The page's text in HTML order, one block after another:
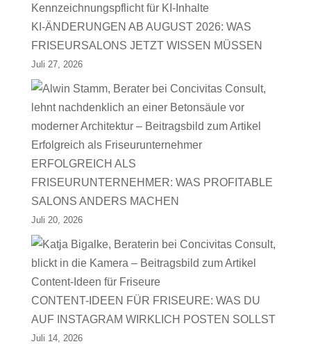
KI-ÄNDERUNGEN AB AUGUST 2026: WAS
FRISEURSALONS JETZT WISSEN MÜSSEN
Juli 27, 2026
ERFOLGREICH ALS
FRISEURUNTERNEHMER: WAS PROFITABLE
SALONS ANDERS MACHEN
Juli 20, 2026
CONTENT-IDEEN FÜR FRISEURE: WAS DU
AUF INSTAGRAM WIRKLICH POSTEN SOLLST
Juli 14, 2026